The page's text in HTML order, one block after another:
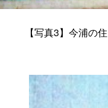
【写真3】今浦の